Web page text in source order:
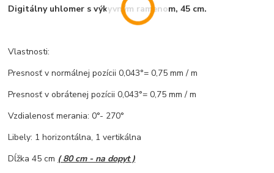
Digitálny uhlomer s výkyvným ramenom, 45 cm.
Vlastnosti:
Presnosť v normálnej pozícii 0,043°= 0,75 mm / m
Presnosť v obrátenej pozícii 0,043°= 0,75 mm / m
Vzdialenosť merania: 0°- 270°
Libely: 1 horizontálna, 1 vertikálna
Dĺžka 45 cm ( 80 cm - na dopyt )